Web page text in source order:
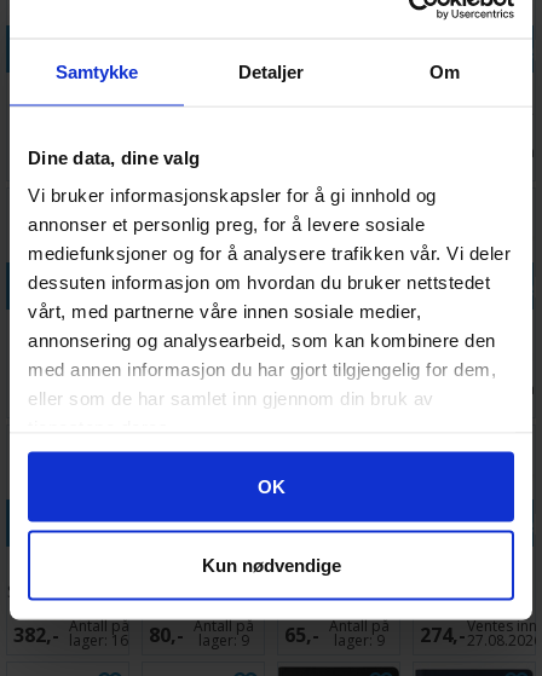
Samtykke Detaljer Om
Dine data, dine valg
Vi bruker informasjonskapsler for å gi innhold og
annonser et personlig preg, for å levere sosiale
mediefunksjoner og for å analysere trafikken vår. Vi deler
dessuten informasjon om hvordan du bruker nettstedet
vårt, med partnerne våre innen sosiale medier,
annonsering og analysearbeid, som kan kombinere den
med annen informasjon du har gjort tilgjengelig for dem,
eller som de har samlet inn gjennom din bruk av
Googles retningslinjer for personvern
OK
Kun nødvendige
50,- Antall på
lager:1 99,- Antall på
lager:
Legg i
Antall på
Legg i handlekurven
Warhammer
Colour
Drybrush L
75,- Ventes inn
21.08.2026
Legg i handlekurven
Series D
Drybrush S
239,- Antall på
lager:8
Legg i handlekurven
Series S Brush
Set DELUXE
1 629,- Antall på
lager:9
Legg i
Series S Brush
1
332,- Antall på
Legg i handlekurven
Series S Brush
2
382,- Antall på
lager: 16
Legg i handlekurven
Warhammer
Brush XL
80,- Antall på
lager:9
Legg i handlekurven
Warhammer
Brush L
65,- Antall på
lager:9
Legg i
000
274,-Ventes inn
27.08.2026